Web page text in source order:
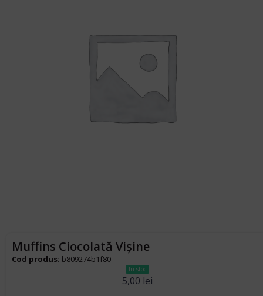
Muffins Ciocolată Vișine
Cod produs: b809274b1f80
In stoc
5,00 lei